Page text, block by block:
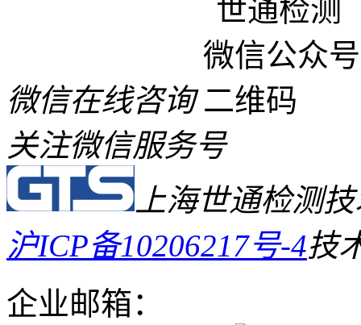
微信在线咨询
关注微信服务号
上海世通检测
沪ICP备10206217号-4技
企业邮箱：